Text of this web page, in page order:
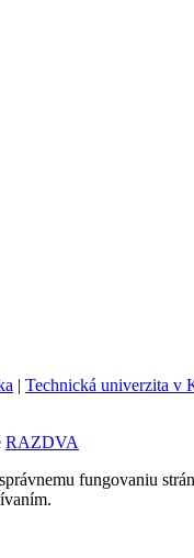
| Technická univerzita v
RAZDVA
fungovaniu